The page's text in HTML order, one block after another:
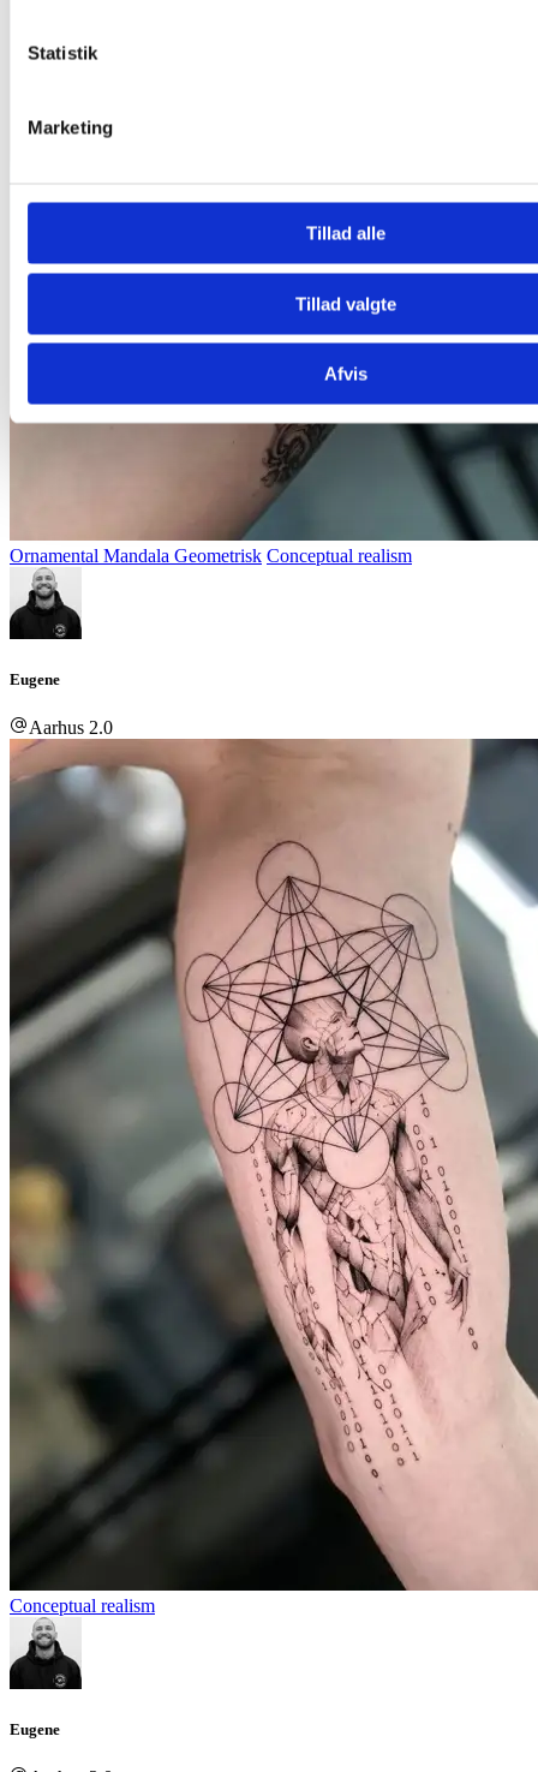
Statistik
Marketing
Tillad alle
Tillad valgte
Afvis
Ornamental Mandala Geometrisk Conceptual realism
Eugene
Aarhus 2.0
Conceptual realism
Eugene